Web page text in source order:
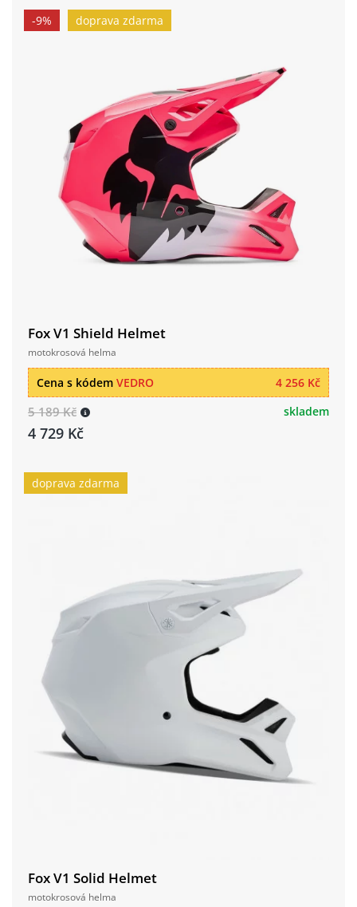
-9% doprava zdarma
Fox V1 Shield Helmet
motokrosová helma
4 256 Kč
Cena s kódem VEDRO
5 189 Kč
4 729 Kč
skladem
doprava zdarma
Fox V1 Solid Helmet
motokrosová helma